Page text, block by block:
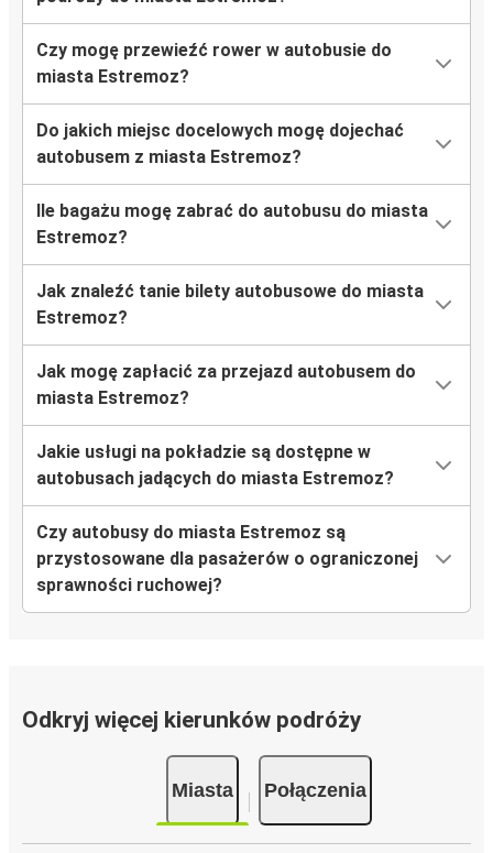
Czy mogę przewieźć rower w autobusie do
miasta Estremoz?
Do jakich miejsc docelowych mogę dojechać
autobusem z miasta Estremoz?
Ile bagażu mogę zabrać do autobusu do miasta
Estremoz?
Jak znaleźć tanie bilety autobusowe do miasta
Estremoz?
Jak mogę zapłacić za przejazd autobusem do
miasta Estremoz?
Jakie usługi na pokładzie są dostępne w
autobusach jadących do miasta Estremoz?
Czy autobusy do miasta Estremoz są
przystosowane dla pasażerów o ograniczonej
sprawności ruchowej?
Odkryj więcej kierunków podróży
Miasta Połączenia